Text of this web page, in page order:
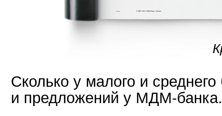
Сколько у малого и
и предложений у МДМ-банка.